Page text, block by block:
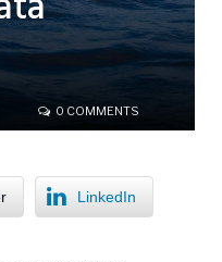
0 COMMENTS
LinkedIn